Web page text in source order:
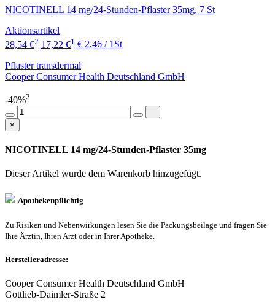
NICOTINELL 14 mg/24-Stunden-Pflaster 35mg, 7 St
Aktionsartikel
28,54 €2 17,22 €1 € 2,46 / 1St
Pflaster transdermal
Cooper Consumer Health Deutschland GmbH
-40%2
×
NICOTINELL 14 mg/24-Stunden-Pflaster 35mg
Dieser Artikel wurde dem Warenkorb hinzugefügt.
Apothekenpflichtig
Zu Risiken und Nebenwirkungen lesen Sie die Packungsbeilage und fragen Sie
Ihre Ärztin, Ihren Arzt oder in Ihrer Apotheke.
Herstelleradresse:
Cooper Consumer Health Deutschland GmbH
Gottlieb-Daimler-Straße 2